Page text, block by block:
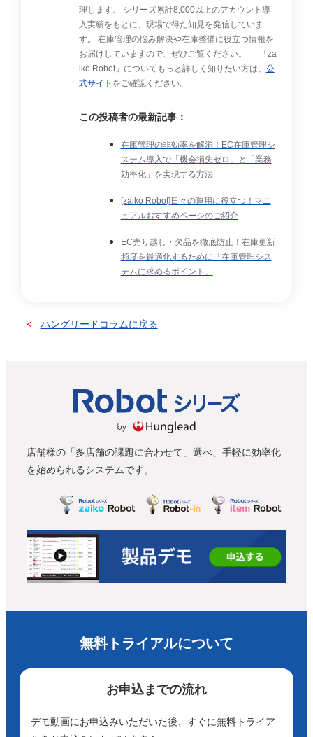
理します。 シリーズ累計8,000以上のアカウント導
入実績をもとに、現場で得た知見を発信していま
す。 在庫管理の悩み解決や在庫整備に役立つ情報を
お届けしていますので、ぜひご覧ください。 「za
iko Robot」についてもっと詳しく知りたい方は、 公
式サイト をご確認ください。
この投稿者の最新記事：
在庫管理の非効率を解消！EC在庫管理シ
ステム導入で「機会損失ゼロ」と「業務
効率化」を実現する方法
[zaiko Robot]日々の運用に役立つ！マニ
ュアルおすすめページのご紹介
EC売り越し・欠品を徹底防止！在庫更新
頻度を最適化するために「在庫管理シス
テムに求めるポイント」
ハングリードコラムに戻る
店舗様の「多店舗の課題に合わせて」選べ、手軽に効率化
を始められるシステムです。
無料トライアルについて
お申込までの流れ
デモ動画にお申込みいただいた後、すぐに無料トライア